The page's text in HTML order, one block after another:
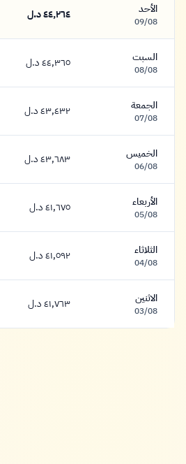
الأحد
09/08 ٤٤,٢٦٤ دينار
٤٤,٢٦٤ د.ل
السبت
08/08 ٤٤,٣٦٥ دينار
٤٤,٣٦٥ د.ل
الجمعة
07/08 ٤٣,٤٣٢ دينار
٤٣,٤٣٢ د.ل
الخميس
06/08 ٤٣,٦٨٣ دينار
٤٣,٦٨٣ د.ل
الأربعاء
05/08 ٤١,٦٧٥ دينار
٤١,٦٧٥ د.ل
الثلاثاء
04/08 ٤١,٥٩٢ دينار
٤١,٥٩٢ د.ل
الاثنين
03/08 ٤١,٧٦٣ دينار
٤١,٧٦٣ د.ل